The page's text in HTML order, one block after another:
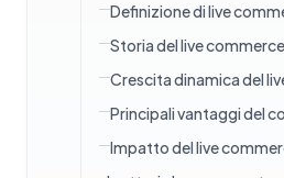
Definizione di live
Storia del live commerce
Crescita dinamica del
Principali vantaggi del
Impatto del live